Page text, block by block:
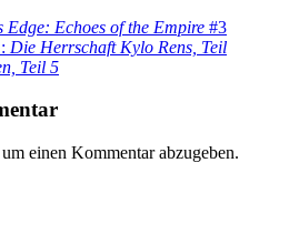
Edge: Echoes of the Empire #3
Die Herrschaft Kylo Rens, Teil
Teil 5
einen Kommentar abzugeben.